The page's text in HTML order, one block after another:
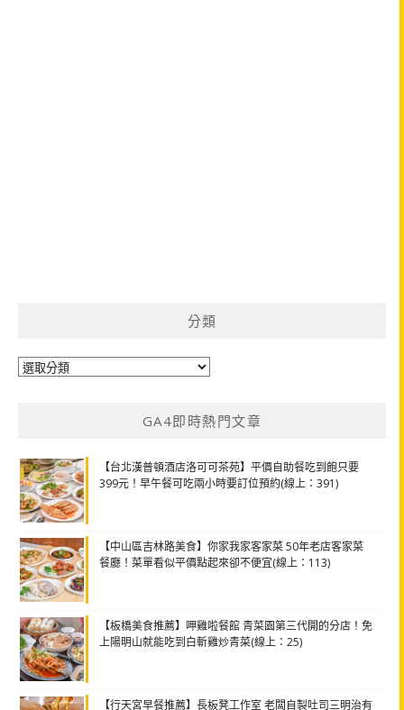
分類
分
GA4即時熱門文章
【台北漢普頓酒店洛可可茶苑】平價自助餐吃到飽只要
399元！早午餐可吃兩小時要訂位預約(線上：391)
【中山區吉林路美食】你家我家客家菜 50年老店客家菜
餐廳！菜單看似平價點起來卻不便宜(線上：113)
【板橋美食推薦】呷雞啦餐館 青菜園第三代開的分店！免
上陽明山就能吃到白斬雞炒青菜(線上：25)
【行天宮早餐推薦】長板凳工作室 老闆自製吐司三明治有